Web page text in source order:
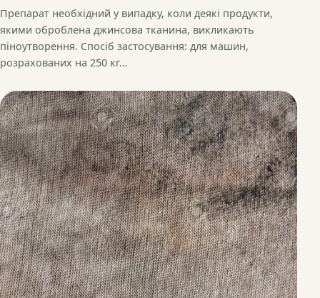
Препарат необхідний у випадку, коли деякі продукти,
якими оброблена джинсова тканина, викликають
піноутворення. Спосіб застосування: для машин,
розрахованих на 250 кг…